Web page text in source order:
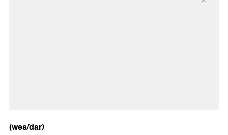
(wes/dar)